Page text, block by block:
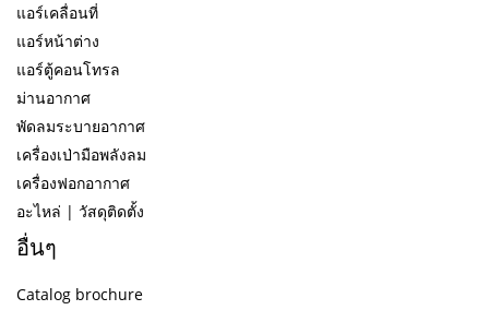
แอร์เคลื่อนที่
แอร์หน้าต่าง
แอร์ตู้คอนโทรล
ม่านอากาศ
พัดลมระบายอากาศ
เครื่องเป่ามือพลังลม
เครื่องฟอกอากาศ
อะไหล่ | วัสดุติดตั้ง
อื่นๆ
Catalog brochure